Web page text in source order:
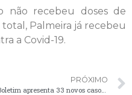
não recebeu doses de
total, Palmeira já recebeu
a Covid-19.
PRÓXIMO
Boletim apresenta 33 novos casos de Covid-19 em Palmeira